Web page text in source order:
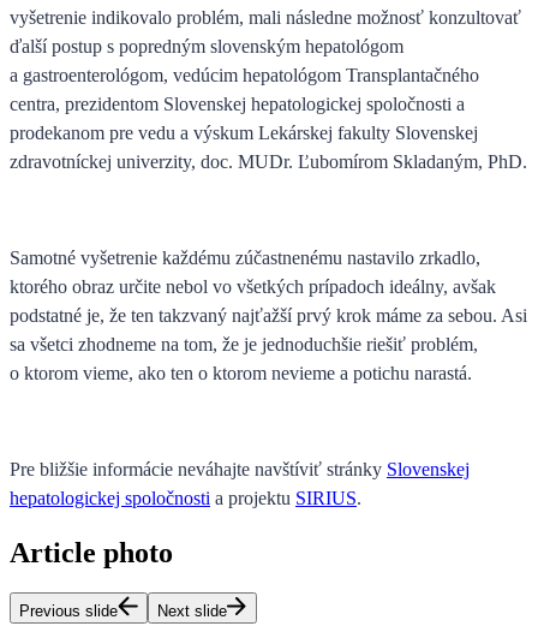
vyšetrenie indikovalo problém, mali následne možnosť konzultovať
ďalší postup s popredným slovenským hepatológom
a gastroenterológom, vedúcim hepatológom Transplantačného
centra, prezidentom Slovenskej hepatologickej spoločnosti a
prodekanom pre vedu a výskum Lekárskej fakulty Slovenskej
zdravotníckej univerzity, doc. MUDr. Ľubomírom Skladaným, PhD.
Samotné vyšetrenie každému zúčastnenému nastavilo zrkadlo,
ktorého obraz určite nebol vo všetkých prípadoch ideálny, avšak
podstatné je, že ten takzvaný najťažší prvý krok máme za sebou. Asi
sa všetci zhodneme na tom, že je jednoduchšie riešiť problém,
o ktorom vieme, ako ten o ktorom nevieme a potichu narastá.
Pre bližšie informácie neváhajte navštíviť stránky Slovenskej
hepatologickej spoločnosti a projektu SIRIUS.
Article photo
Previous slide Next slide